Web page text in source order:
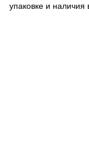
упаковке и наличия